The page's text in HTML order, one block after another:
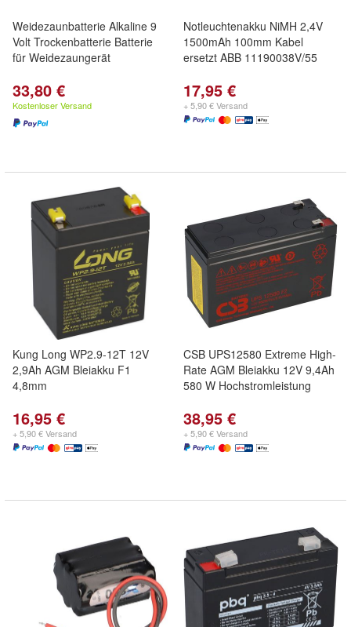
Weidezaunbatterie Alkaline 9
Volt Trockenbatterie Batterie
für Weidezaungerät
33,80 €
Kostenloser Versand
Notleuchtenakku NiMH 2,4V
1500mAh 100mm Kabel
ersetzt ABB 11190038V/55
17,95 €
+ 5,90 € Versand
Kung Long WP2.9-12T 12V
2,9Ah AGM Bleiakku F1
4,8mm
16,95 €
+ 5,90 € Versand
CSB UPS12580 Extreme High-
Rate AGM Bleiakku 12V 9,4Ah
580 W Hochstromleistung
38,95 €
+ 5,90 € Versand